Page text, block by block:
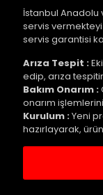
İstanbul Anadolu
servis
servis garantisi
Arıza Tespit :
edip, arıza
Bakım Onarım :
onarım
Kurulum :Yeni
hazırlayarak,